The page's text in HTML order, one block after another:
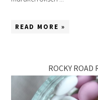
READ MORE »
ROCKY ROAD